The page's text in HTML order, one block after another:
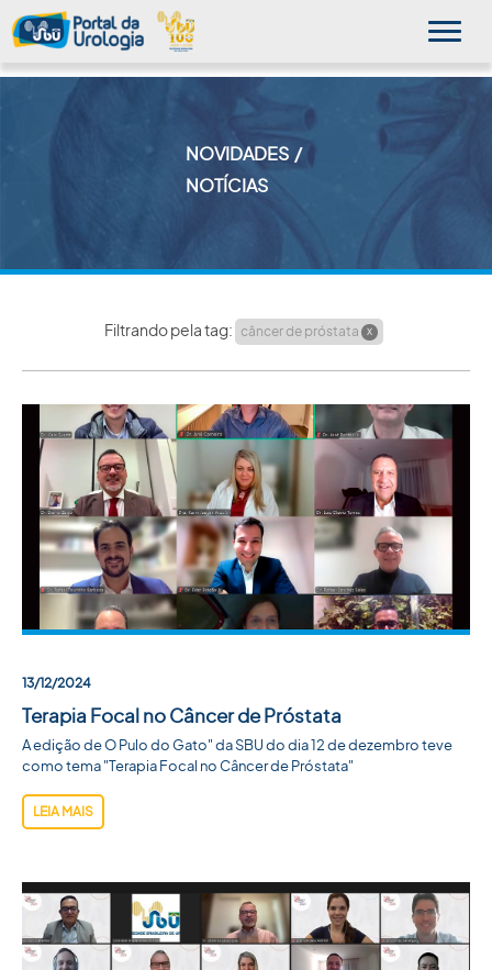
SBU NO CONSULTÓRIO
EDUCAÇÃO CONTINUADA
ACADEMIA SBU
CONTATO
NOVIDADES
NOTÍCIAS
Filtrando pela tag: câncer de próstata X
13/12/2024
Terapia Focal no Câncer de Próstata
A edição de O Pulo do Gato" da SBU do dia 12 de dezembro teve
como tema "Terapia Focal no Câncer de Próstata"
LEIA MAIS